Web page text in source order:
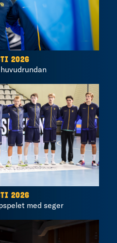
2026
2026
med seger